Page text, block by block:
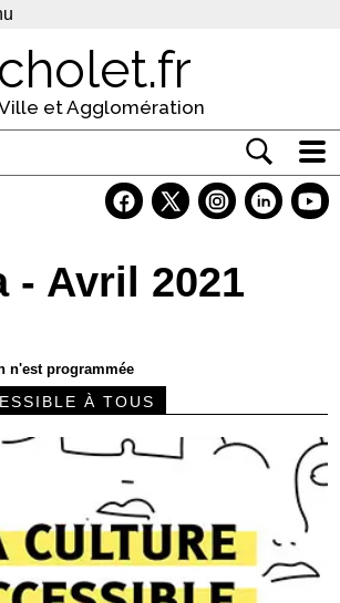
cholet.fr
et Agglomération
- Avril 2021
n'est programmée
À TOUS